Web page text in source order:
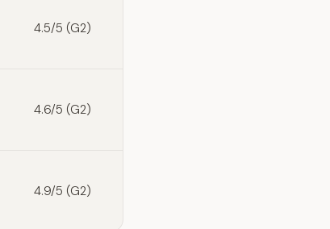
4.5/5 (G2)
4.6/5 (G2)
4.9/5 (G2)